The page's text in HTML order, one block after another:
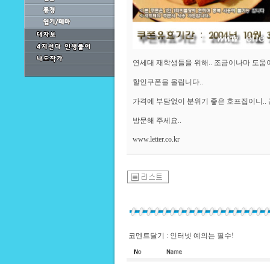
연세대 재학생들을 위해.. 조금이나마 도움
할인쿠폰을 올립니다..
가격에 부담없이 분위기 좋은 호프집이니..
방문해 주세요..
www.letter.co.kr
코멘트달기 : 인터넷 예의는 필수!